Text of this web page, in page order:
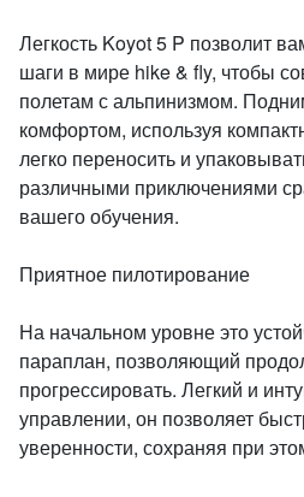
Легкость Koyot 5 P позволит
шаги в мире hike & fly, чтобы
полетам с альпинизмом.
комфортом, используя
легко переносить и
различными приключениями
вашего обучения.
Приятное пилотирование
На начальном уровне это
параплан, позволяющий
прогрессировать. Легкий и
управлении, он позволяет
уверенности, сохраняя при